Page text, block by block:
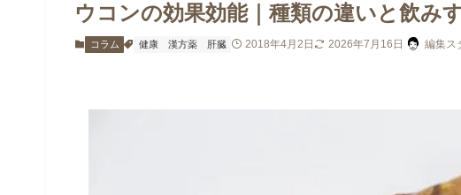
ウコンの効果効能｜種類の違いと飲み
コラム 健康 漢方薬 肝臓 2018年4月2日 2026年7月16日 編集